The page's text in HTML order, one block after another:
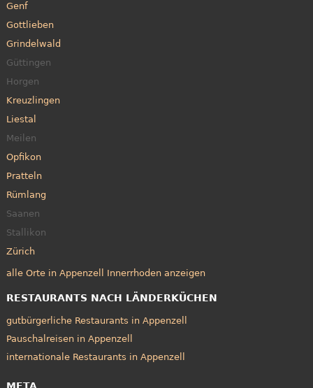
Genf
Gottlieben
Grindelwald
Güttingen
Horgen
Kreuzlingen
Liestal
Meilen
Opfikon
Pratteln
Rümlang
Saanen
Stallikon
Zürich
alle Orte in Appenzell Innerrhoden anzeigen
RESTAURANTS NACH LÄNDERKÜCHEN
gutbürgerliche Restaurants in Appenzell
Pauschalreisen in Appenzell
internationale Restaurants in Appenzell